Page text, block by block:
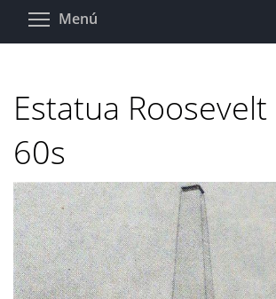
Pasar
Menú
Estatua
60s